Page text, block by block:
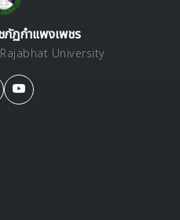
ภัฏกำแพงเพชร
University